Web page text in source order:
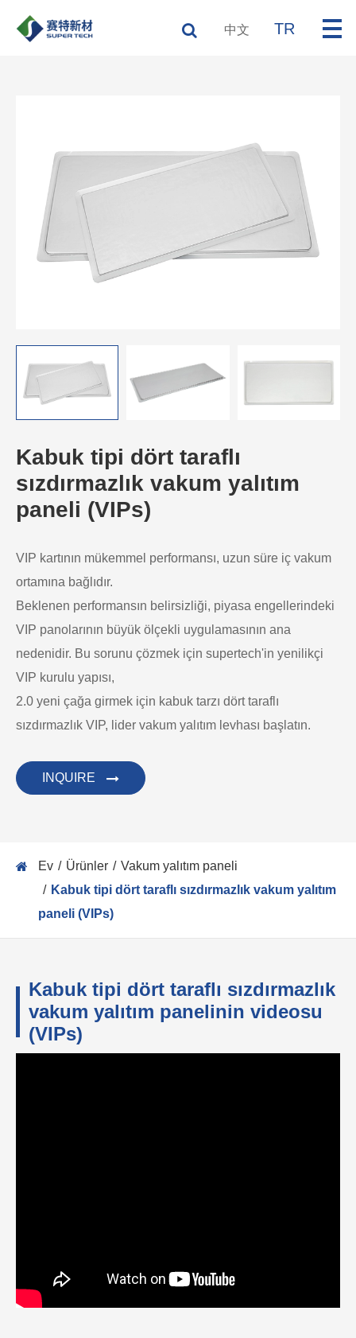
中文 TR
Kabuk tipi dört taraflı
sızdırmazlık vakum yalıtım
paneli (VIPs)
VIP kartının mükemmel performansı, uzun süre iç vakum
ortamına bağlıdır.
Beklenen performansın belirsizliği, piyasa engellerindeki
VIP panolarının büyük ölçekli uygulamasının ana
nedenidir. Bu sorunu çözmek için supertech'in yenilikçi
VIP kurulu yapısı,
2.0 yeni çağa girmek için kabuk tarzı dört taraflı
sızdırmazlık VIP, lider vakum yalıtım levhası başlatın.
INQUIRE
Ev Ürünler
Vakum yalıtım paneli
Kabuk tipi dört taraflı sızdırmazlık vakum yalıtım
paneli (VIPs)
Kabuk tipi dört taraflı sızdırmazlık
vakum yalıtım panelinin videosu
(VIPs)